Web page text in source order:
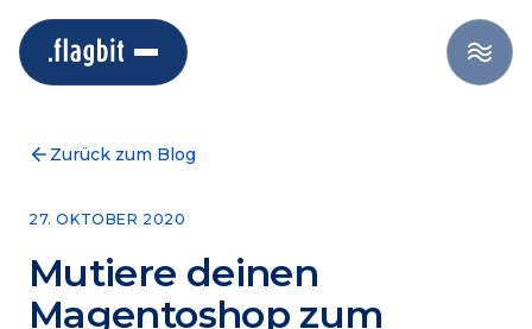
Zurück zum Blog
27. OKTOBER 2020
Mutiere deinen
Magentoshop zum